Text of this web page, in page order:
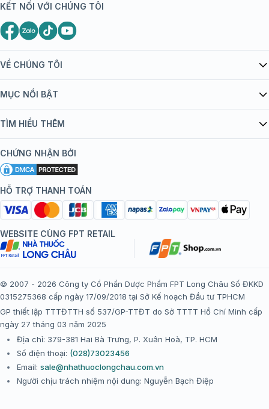
VỀ CHÚNG TÔI
Giới thiệu Tiêm Chủng FPT Long Châu
bán hàng
Chính sách nội dung
Chính sách bảo mật
Chính sách bảo mật dữ liệu cá nhân
Chính sách thanh toán
Chính sách đổi trả gói, mũi tiêm tại trung tâm tiêm chủng
FPT Long Châu
Thể lệ chương trình “Tích điểm nhận đặc quyền”
MỤC NỔI BẬT
Danh mục vắc xin
Đội ngũ bác sĩ, chuyên gia
Hệ thống trung tâm tiêm chủng
TÌM HIỂU THÊM
Khuyến mãi
Tôi nên tiêm gì?
Tiêm chủng đi nước ngoài
CHỨNG NHẬN BỞI
HỖ TRỢ THANH TOÁN
KẾT NỐI VỚI CHÚNG TÔI
WEBSITE CÙNG FPT RETAIL
© 2007 - 2026 Công ty Cổ Phần Dược Phẩm FPT Long Châu Số ĐKKD
0315275368 cấp ngày 17/09/2018 tại Sở Kế hoạch Đầu tư TPHCM
GP thiết lập TTTĐTTH số 537/GP-TTĐT do Sở TTTT Hồ Chí Minh cấp
ngày 27 tháng 03 năm 2025
Địa chỉ: 379-381 Hai Bà Trưng, P. Xuân Hoà, TP. HCM
Số điện thoại: (028)73023456
Email: sale@nhathuoclongchau.com.vn
Người chịu trách nhiệm nội dung: Nguyễn Bạch Điệp